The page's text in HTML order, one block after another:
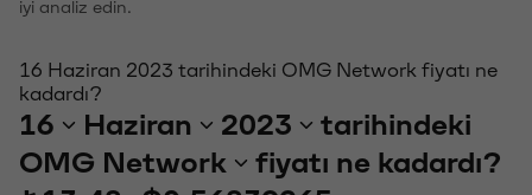
iyi analiz edin.
16 Haziran 2023 tarihindeki OMG Network fiyatı ne
kadardı?
16 Haziran 2023
tarihindeki
OMG Network
fiyatı ne kadardı?